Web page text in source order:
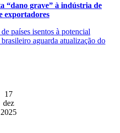
“dano grave” à indústria de
exportadores
países isentos à potencial
aguarda atualização do
17
dez
2025